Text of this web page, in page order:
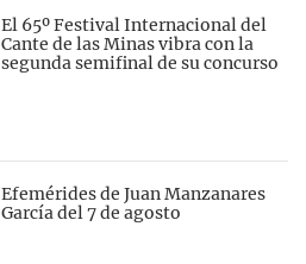
El 65º Festival Internacional del
Cante de las Minas vibra con la
segunda semifinal de su concurso
Efemérides de Juan Manzanares
García del 7 de agosto